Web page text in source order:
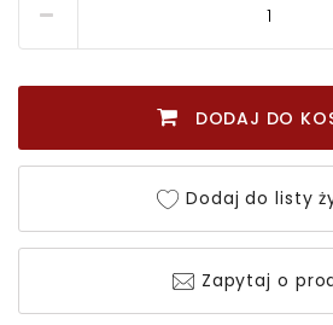
DODAJ DO
Dodaj do listy
Zapytaj o